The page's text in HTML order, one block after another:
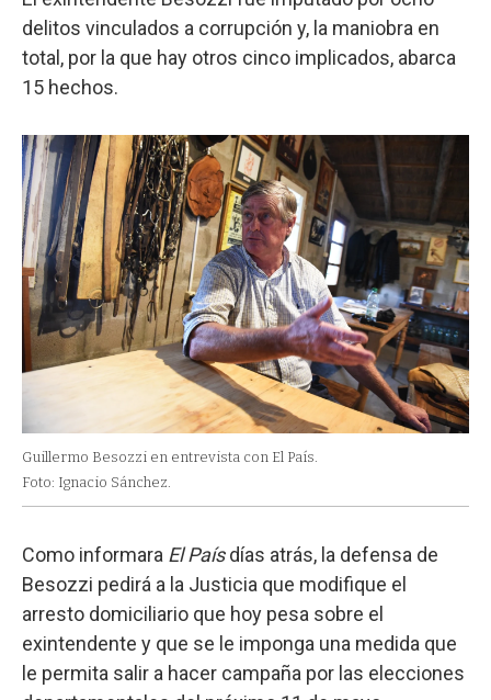
delitos vinculados a corrupción y, la maniobra en
total, por la que hay otros cinco implicados, abarca
15 hechos.
Guillermo Besozzi en entrevista con El País.
Foto: Ignacio Sánchez.
Como informara El Paísdías atrás, la defensa de
Besozzi pedirá a la Justicia que modifique el
arresto domiciliario que hoy pesa sobre el
exintendente y que se le imponga una medida que
le permita salir a hacer campaña por las elecciones